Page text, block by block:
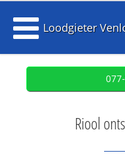
Loodgieter
Riool